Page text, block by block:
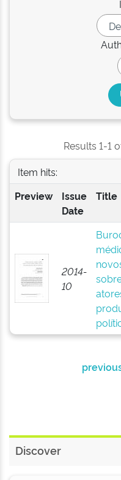
Results 1-1
Item hits:
Preview
Issue
Date
Title
2014-
10
Discover